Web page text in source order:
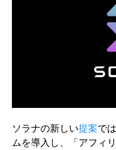
ソラナの新しい提案で
ムを導入し、「アフィ